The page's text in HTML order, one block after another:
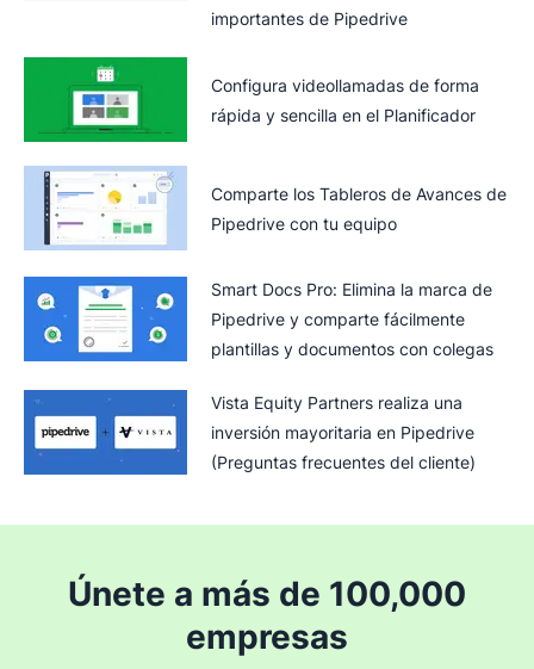
importantes de Pipedrive
Configura videollamadas de forma
rápida y sencilla en el Planificador
Comparte los Tableros de Avances de
Pipedrive con tu equipo
Smart Docs Pro: Elimina la marca de
Pipedrive y comparte fácilmente
plantillas y documentos con colegas
Vista Equity Partners realiza una
inversión mayoritaria en Pipedrive
(Preguntas frecuentes del cliente)
Únete a más de 100,000
empresas